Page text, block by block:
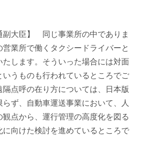
副大臣】 同じ事業所の中でありま
営業所で働くタクシードライバーと
たします。そういった場合には対面
いうものも行われているところでご
隔点呼の在り方については、日本版
ず、自動車運送事業において、人
点から、運行管理の高度化を図る
に向けた検討を進めているところで